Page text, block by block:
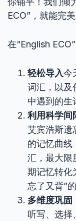
ECO”，就能完
在“English
轻松导入今
词汇，以及
中遇到的生
利用科学间
艾宾浩斯遗
的记忆曲线
汇，最大限
期记忆转化
忘了又背”的
多维度巩固
听写、选择